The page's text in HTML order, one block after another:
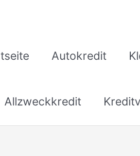
Autokredit
Allzweckkredit